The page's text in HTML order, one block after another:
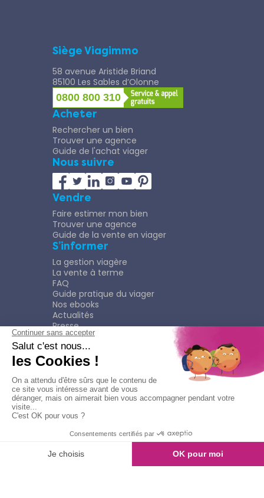
Siège Viagimmo
58 avenue Aristide Briand
85100 Les Sables d’Olonne
0800 800 310
Acheter
Rechercher un bien
Trouver une agence
Guide de l'achat viager
Nous suivre
Vendre
Faire estimer mon bien
Trouver une agence
Guide de la vente en viager
S’informer
La gestion viagère
La vente à terme
FAQ
Guide pratique du viager
Nos ebooks
Actualités
Presse
Rejoindre le Réseau
Nous rejoindre
Plaquette
Confidentialité
Plan du site
Mentions légales
Politique de confidentialité
Viagimmo - Tout droits réservés